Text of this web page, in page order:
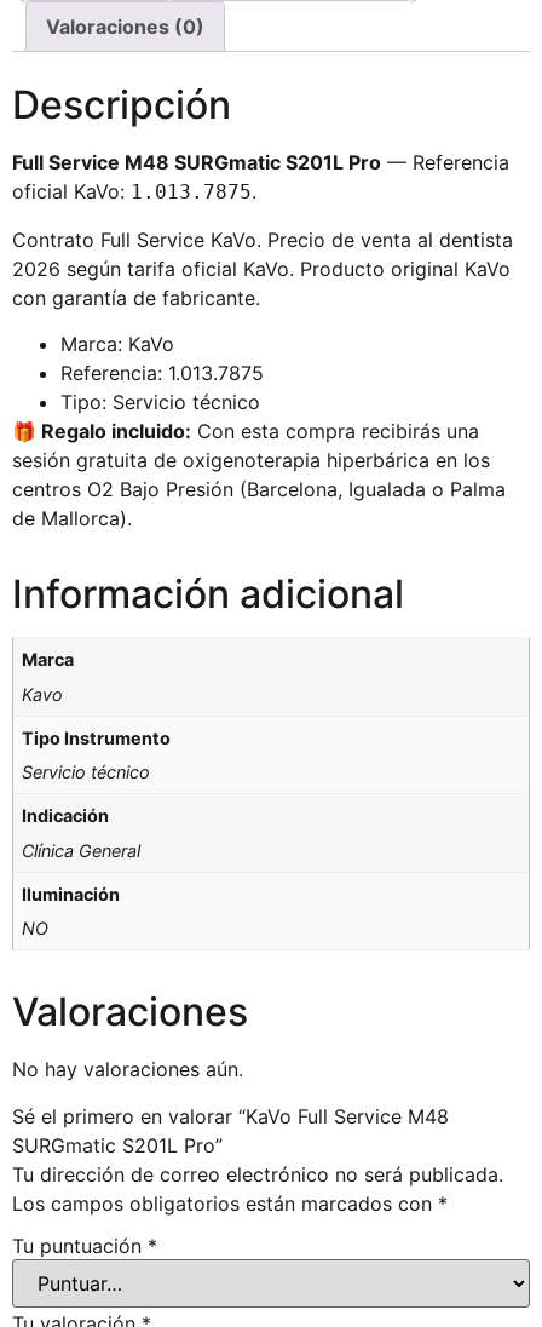
Valoraciones (0)
Descripción
Full Service M48 SURGmatic S201L Pro — Referencia
oficial KaVo: 1.013.7875.
Contrato Full Service KaVo. Precio de venta al dentista
2026 según tarifa oficial KaVo. Producto original KaVo
con garantía de fabricante.
Marca: KaVo
Referencia: 1.013.7875
Tipo: Servicio técnico
🎁 Regalo incluido: Con esta compra recibirás una
sesión gratuita de oxigenoterapia hiperbárica en los
centros O2 Bajo Presión (Barcelona, Igualada o Palma
de Mallorca).
Información adicional
Marca
Kavo
Tipo Instrumento
Servicio técnico
Indicación
Clínica General
Iluminación
NO
Valoraciones
No hay valoraciones aún.
Sé el primero en valorar “KaVo Full Service M48
SURGmatic S201L Pro”
Tu dirección de correo electrónico no será publicada.
Los campos obligatorios están marcados con *
Tu puntuación *